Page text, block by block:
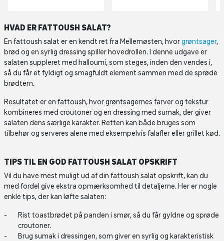
HVAD ER FATTOUSH SALAT?
En fattoush salat er en kendt ret fra Mellemøsten, hvorgrøntsager,
brød og en syrlig dressing spiller hovedrollen. I denne udgave er
salaten suppleret med halloumi, som steges, inden den vendes i,
så du får et fyldigt og smagfuldt element sammen med de sprøde
brødtern.
Resultatet er en fattoush, hvor grøntsagernes farver og tekstur
kombineres med croutoner og en dressing med sumak, der giver
salaten dens særlige karakter. Retten kan både bruges som
tilbehør og serveres alene med eksempelvis falafler eller grillet kød.
TIPS TIL EN GOD FATTOUSH SALAT OPSKRIFT
Vil du have mest muligt ud af din fattoush salat opskrift, kan du
med fordel give ekstra opmærksomhed til detaljerne. Her er nogle
enkle tips, der kan løfte salaten:
Rist toastbrødet på panden i smør, så du får gyldne og sprøde
croutoner.
Brug sumak i dressingen, som giver en syrlig og karakteristisk